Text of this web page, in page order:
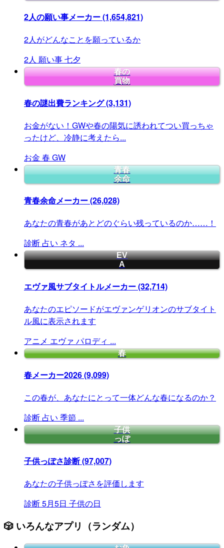
2人の願い事メーカー(1,654,821)
2人がどんなことを願っているか
2人 願い事七夕
春の
買物
春の謎出費ランキング(3,131)
お金がない！GWや春の陽気に誘われてつい買っちゃ
ったけど、冷静に考えたら...
お金 春 GW
青春
余命
青春余命メーカー(26,028)
あなたの青春があとどのぐらい残っているのか……！
診断 占い ネタ ...
EV
A
エヴァ風サブタイトルメーカー(32,714)
あなたのエピソードがエヴァンゲリオンのサブタイト
ル風に表示されます
アニメ エヴァ パロディ ...
春
春メーカー2026(9,099)
この春が、あなたにとって一体どんな春になるのか？
診断 占い 季節 ...
子供
っぽ
子供っぽさ診断(97,007)
あなたの子供っぽさを評価します
診断5月5日 子供の日
🎲 いろんなアプリ（ランダム）